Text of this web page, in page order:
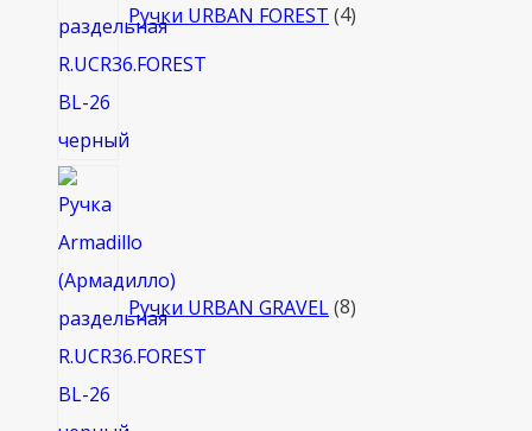
Ручки URBAN FOREST 4
Ручки URBAN GRAVEL 8